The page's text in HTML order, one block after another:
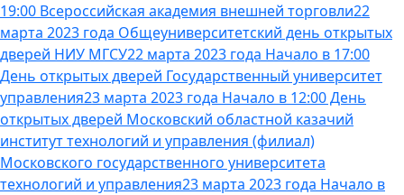
19:00 Всероссийская академия внешней торговли22
марта 2023 года Общеуниверситетский день открытых
дверей НИУ МГСУ22 марта 2023 года Начало в 17:00
День открытых дверей Государственный университет
управления23 марта 2023 года Начало в 12:00 День
открытых дверей Московский областной казачий
институт технологий и управления (филиал)
Московского государственного университета
технологий и управления23 марта 2023 года Начало в